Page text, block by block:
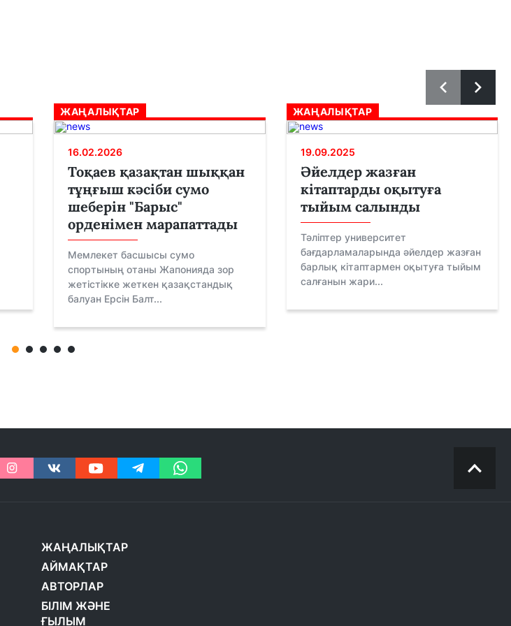
ЖАҢАЛЫҚТАР
16.02.2026
Тоқаев қазақтан шыққан
тұңғыш кәсіби сумо
шеберін "Барыс"
орденімен марапаттады
Мемлекет басшысы сумо
спортының отаны Жапонияда зор
жетістікке жеткен қазақстандық
балуан Ерсін Балт...
ЖАҢАЛЫҚТАР
19.09.2025
Әйелдер жазған
кітаптарды оқытуға
тыйым салынды
Тәліптер университет
бағдарламаларында әйелдер жазған
барлық кітаптармен оқытуға тыйым
салғанын жари...
ЖАҢАЛЫҚТАР
АЙМАҚТАР
АВТОРЛАР
БІЛІМ ЖӘНЕ
ҒЫЛЫМ